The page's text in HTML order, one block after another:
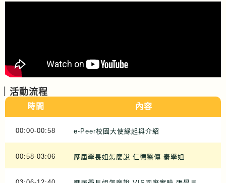
｜活動流程
時間 內容
00:00-00:58 e-Peer校園大使緣起與介紹
00:58-03:06 歷屆學長姐怎麼說 仁德醫傳 秦學姐